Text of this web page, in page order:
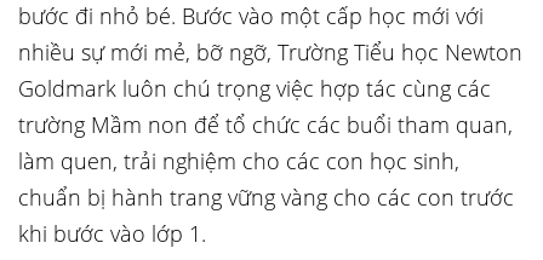
bước đi nhỏ bé. Bước vào một cấp học mới với
nhiều sự mới mẻ, bỡ ngỡ, Trường Tiểu học Newton
Goldmark luôn chú trọng việc hợp tác cùng các
trường Mầm non để tổ chức các buổi tham quan,
làm quen, trải nghiệm cho các con học sinh,
chuẩn bị hành trang vững vàng cho các con trước
khi bước vào lớp 1.